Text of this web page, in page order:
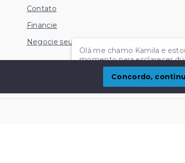
Olá me chamo Kamila e
momento para esclarecer
Independente do horário é
Contato
Financie
Negocie seu Imóvel
Concordo,